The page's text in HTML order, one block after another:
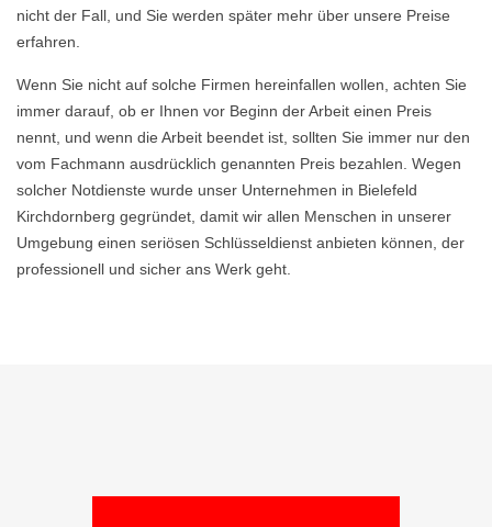
nicht der Fall, und Sie werden später mehr über unsere Preise
erfahren.
Wenn Sie nicht auf solche Firmen hereinfallen wollen, achten Sie
immer darauf, ob er Ihnen vor Beginn der Arbeit einen Preis
nennt, und wenn die Arbeit beendet ist, sollten Sie immer nur den
vom Fachmann ausdrücklich genannten Preis bezahlen. Wegen
solcher Notdienste wurde unser Unternehmen in Bielefeld
Kirchdornberg gegründet, damit wir allen Menschen in unserer
Umgebung einen seriösen Schlüsseldienst anbieten können, der
professionell und sicher ans Werk geht.